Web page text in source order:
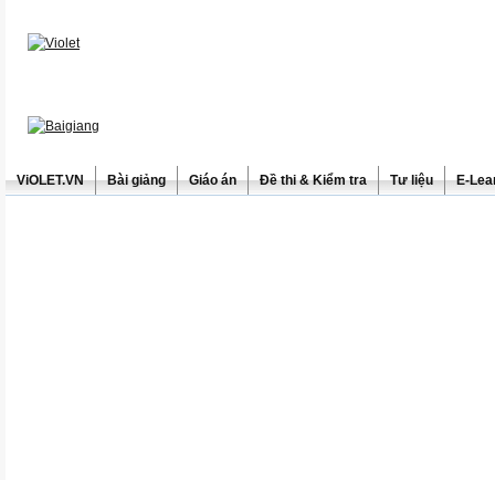
ViOLET.VN Bài giảng Giáo án Đề thi & Kiểm tra Tư liệu E-